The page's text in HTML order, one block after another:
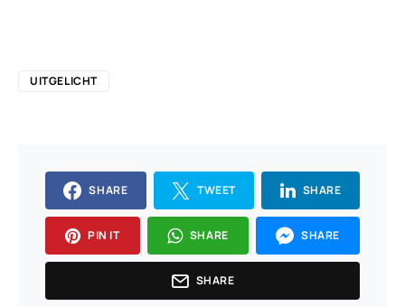
UITGELICHT
SHARE TWEET SHARE
PIN IT SHARE SHARE
SHARE